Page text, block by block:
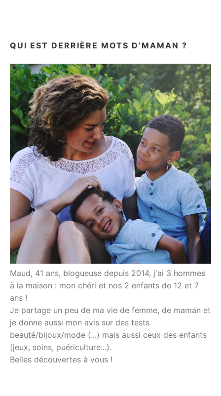
QUI EST DERRIÈRE MOTS D’MAMAN ?
Maud, 41 ans, blogueuse depuis 2014, j'ai 3 hommes
à la maison : mon chéri et nos 2 enfants de 12 et 7
ans !
Je partage un peu de ma vie de femme, de maman et
je donne aussi mon avis sur des tests
beauté/bijoux/mode (...) mais aussi ceux des enfants
(jeux, soins, puériculture...).
Belles découvertes à vous !